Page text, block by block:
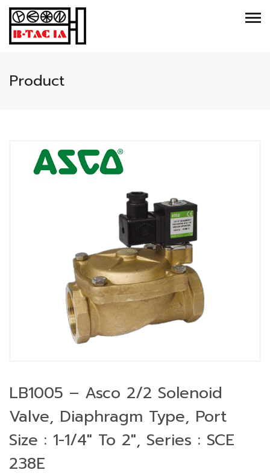
Product
LB1005 – Asco 2/2 Solenoid
Valve, Diaphragm Type, Port
Size : 1-1/4″ To 2″, Series : SCE
238E